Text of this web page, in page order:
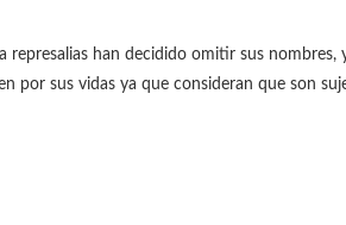
han decidido omitir sus nombres,
por sus vidas ya que consideran que son